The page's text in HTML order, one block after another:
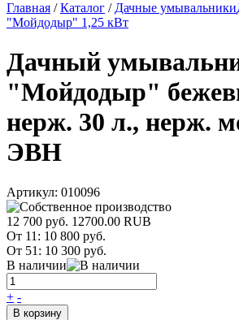
Главная /Каталог / Дачные умывальники
"Мойдодыр" 1,25 кВт
Дачный
"Мойдодыр"
нерж. 30 л., нерж.
ЭВН
Артикул: 010096
12 700 руб. 12700.00 RUB
От 11: 10 800 руб.
От 51: 10 300 руб.
В наличии
+ -
В корзину